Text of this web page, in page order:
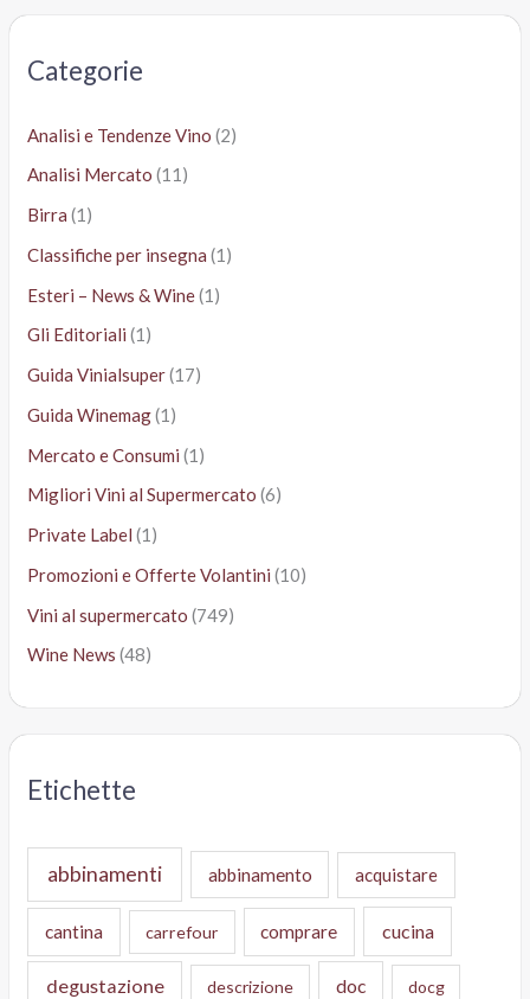
Categorie
Analisi e Tendenze Vino (2)
Analisi Mercato (11)
Birra (1)
Classifiche per insegna (1)
Esteri – News & Wine(1)
Gli Editoriali (1)
Guida Vinialsuper(17)
Guida Winemag(1)
Mercato e Consumi (1)
Migliori Vini al Supermercato (6)
Private Label (1)
Promozioni e Offerte Volantini (10)
Vini al supermercato (749)
Wine News (48)
Etichette
abbinamenti abbinamento acquistare
cantina carrefour comprare cucina
degustazione descrizione doc docg